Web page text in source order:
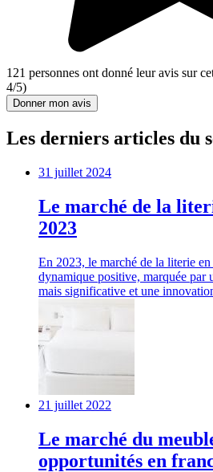
121 personnes ont donné leuravis sur
4/5)
Donner mon avis
Les derniers articles du
31 juillet 2024
Le marché de la
2023
En 2023, le marché de la literie
dynamique positive, marquée par
mais significative et une
21 juillet 2022
Le marché du
opportunités en